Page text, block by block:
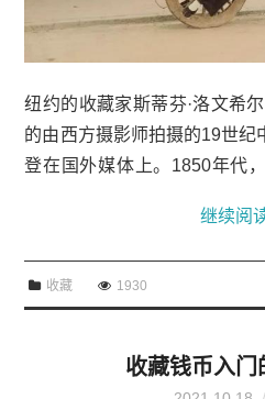
纽约的收藏家斯蒂芬·洛文希
的由西方摄影师拍摄的19世纪
登在国外媒体上。1850年代
像照，由此开启了中国摄影的
继续阅
收藏 1930
收藏钱币入门